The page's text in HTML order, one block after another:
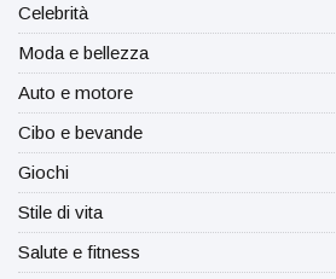
Celebrità
Moda e bellezza
Auto e motore
Cibo e bevande
Giochi
Stile di vita
Salute e fitness